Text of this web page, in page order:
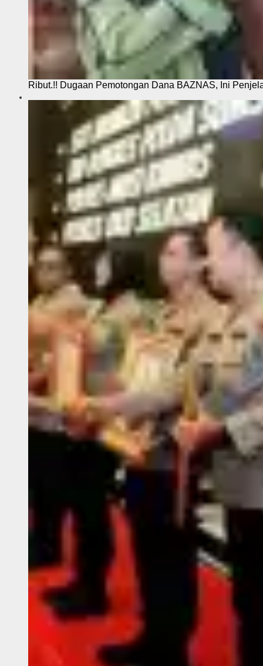
Ribut.!! Dugaan Pemotongan Dana BAZNAS, Ini